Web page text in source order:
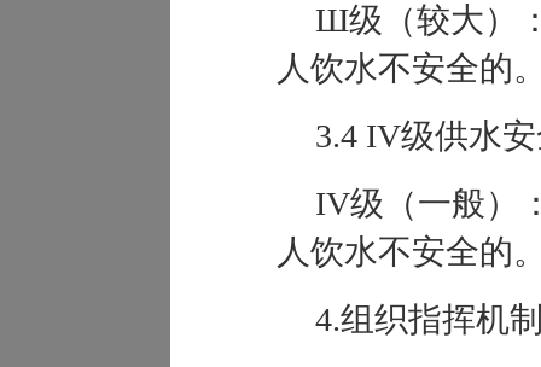
Ш级（较大）
人饮水不安全的
3.4 IV级供水
IV级（一般）
人饮水不安全的
4.组织指挥机